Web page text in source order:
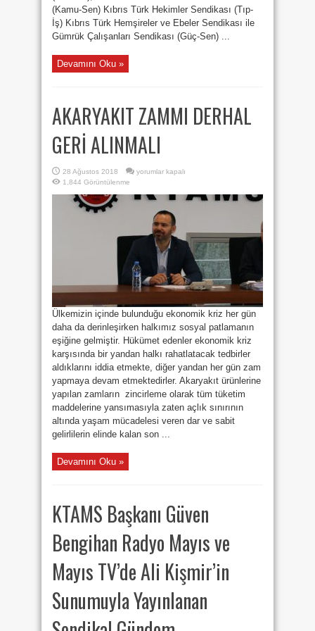
(Kamu-Sen) Kıbrıs Türk Hekimler Sendikası (Tıp-
İş) Kıbrıs Türk Hemşireler ve Ebeler Sendikası ile
Gümrük Çalışanları Sendikası (Güç-Sen) ...
Devamını Oku »
AKARYAKIT ZAMMI DERHAL
GERİ ALINMALI
28 Ağustos 2018
AKARYAKIT
GERİ
ALINMALI
yorumlar kapalı
1,844 Görüntülenme
Ülkemizin içinde bulunduğu ekonomik kriz her gün
daha da derinleşirken halkımız sosyal patlamanın
eşiğine gelmiştir. Hükümet edenler ekonomik kriz
karşısında bir yandan halkı rahatlatacak tedbirler
aldıklarını iddia etmekte, diğer yandan her gün zam
yapmaya devam etmektedirler. Akaryakıt ürünlerine
yapılan zamların zincirleme olarak tüm tüketim
maddelerine yansımasıyla zaten açlık sınırının
altında yaşam mücadelesi veren dar ve sabit
gelirlilerin elinde kalan son ...
Devamını Oku »
KTAMS Başkanı Güven
Bengihan Radyo Mayıs ve
Mayıs TV’de Ali Kişmir’in
Sunumuyla Yayınlanan